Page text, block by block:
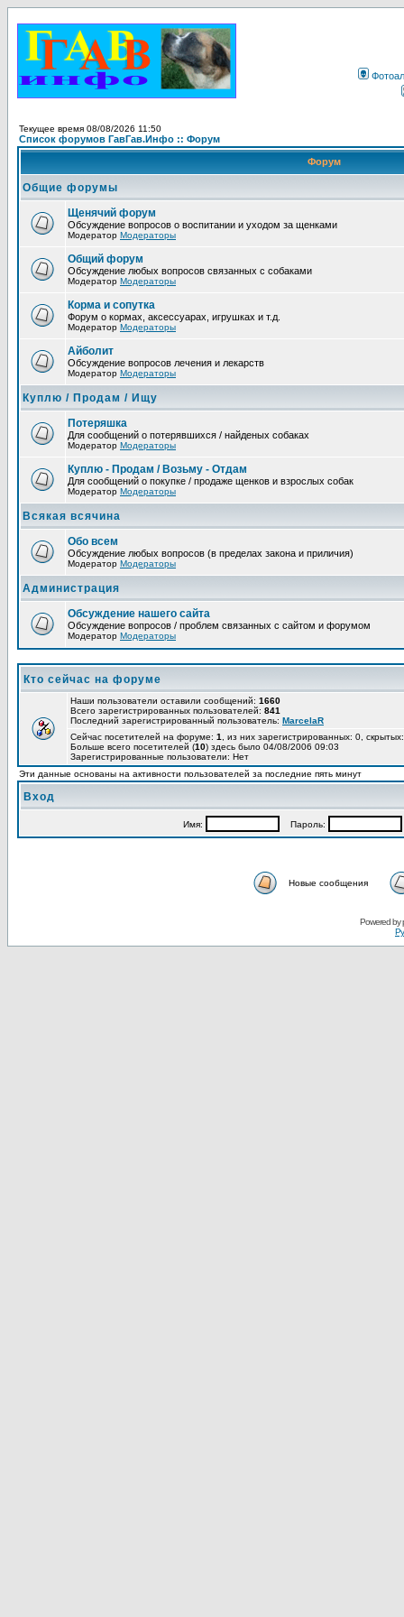
Текущее время 08/08/2026 11:50
Список форумов ГавГав.Инфо :: Форум
Форум
Общие форумы
Щенячий форум
Обсуждение вопросов о воспитании и уходом за щенками
Модератор Модераторы
Общий форум
Обсуждение любых вопросов связанных с собаками
Модератор Модераторы
Корма и сопутка
Форум о кормах, аксессуарах, игрушках и т.д.
Модератор Модераторы
Айболит
Обсуждение вопросов лечения и лекарств
Модератор Модераторы
Куплю / Продам / Ищу
Потеряшка
Для сообщений о потерявшихся / найденых собаках
Модератор Модераторы
Куплю - Продам / Возьму - Отдам
Для сообщений о покупке / продаже щенков и взрослых собак
Модератор Модераторы
Всякая всячина
Обо всем
Обсуждение любых вопросов (в пределах закона и приличия)
Модератор Модераторы
Администрация
Обсуждение нашего сайта
Обсуждение вопросов / проблем связанных с сайтом и форумом
Модератор Модераторы
Кто сейчас на форуме
Наши пользователи оставили сообщений: 1660
Всего зарегистрированных пользователей: 841
Последний зарегистрированный пользователь: MarcelaR
Сейчас посетителей на форуме: 1
, из них зарегистрированных: 0,
Больше всего посетителей (10) здесь было 04/08/2006 09:03
Зарегистрированные пользователи: Нет
Эти данные основаны на активности пользователей за последние пять минут
Вход
Имя: Пароль:
Новые сообщения
Powered by